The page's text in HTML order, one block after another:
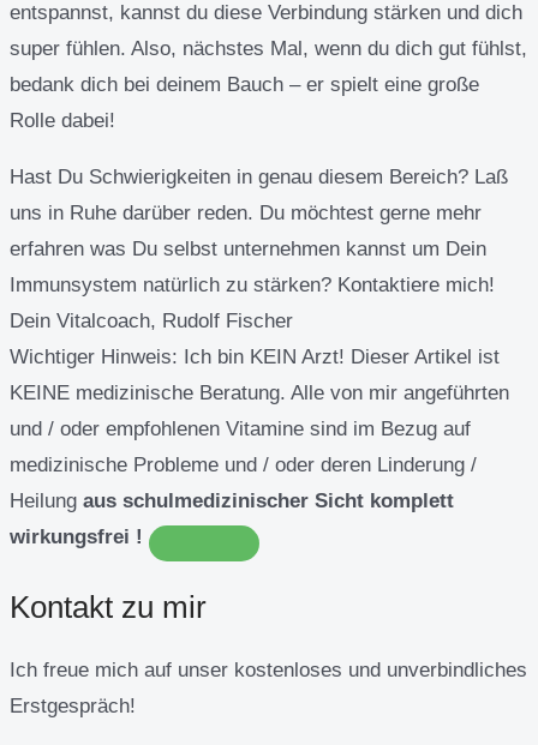
entspannst, kannst du diese Verbindung stärken und dich
super fühlen. Also, nächstes Mal, wenn du dich gut fühlst,
bedank dich bei deinem Bauch – er spielt eine große
Rolle dabei!
Hast Du Schwierigkeiten in genau diesem Bereich? Laß
uns in Ruhe darüber reden. Du möchtest gerne mehr
erfahren was Du selbst unternehmen kannst um Dein
Immunsystem natürlich zu stärken? Kontaktiere mich!
Dein Vitalcoach, Rudolf Fischer
Wichtiger Hinweis: Ich bin KEIN Arzt! Dieser Artikel ist
KEINE medizinische Beratung. Alle von mir angeführten
und / oder empfohlenen Vitamine sind im Bezug auf
medizinische Probleme und / oder deren Linderung /
Heilung aus schulmedizinischer Sicht komplett
wirkungsfrei !
Kontakt zu mir
Ich freue mich auf unser kostenloses und unverbindliches
Erstgespräch!